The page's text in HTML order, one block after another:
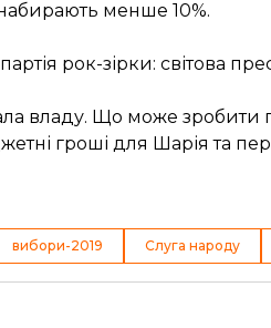
менше 10%.
партія рок-зірки: світова
владу. Що може зробити
гроші для Шарія та
вибори-2019 Слуга народу